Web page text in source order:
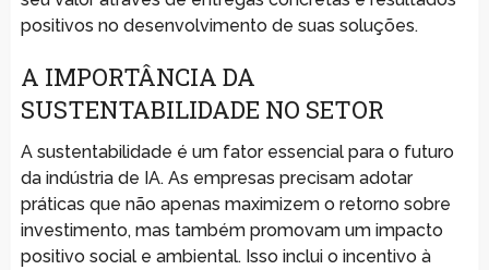
positivos no desenvolvimento de suas soluções.
A IMPORTÂNCIA DA
SUSTENTABILIDADE NO SETOR
A sustentabilidade é um fator essencial para o futuro
da indústria de IA. As empresas precisam adotar
práticas que não apenas maximizem o retorno sobre
investimento, mas também promovam um impacto
positivo social e ambiental. Isso inclui o incentivo à